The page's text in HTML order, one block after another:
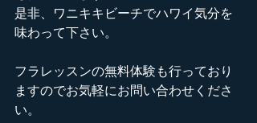
是非、ワニキキビーチでハワイ気分を
味わって下さい。
フラレッスンの無料体験も行っており
ますのでお気軽にお問い合わせくださ
い。